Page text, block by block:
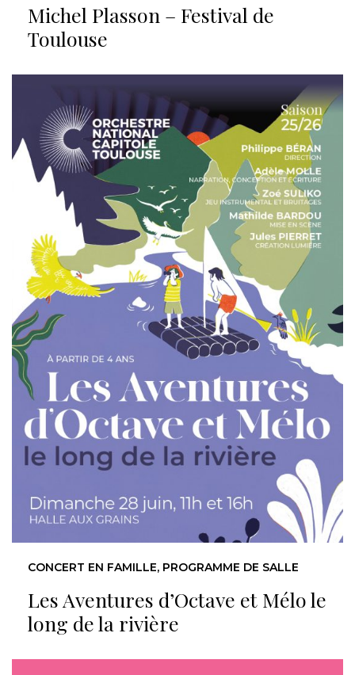
Michel Plasson – Festival de
Toulouse
Les Aventures d’Octave et Mélo le
long de la rivière
CONCERT EN FAMILLE, PROGRAMME DE SALLE